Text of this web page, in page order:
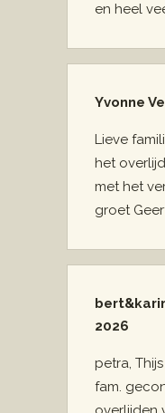
en heel
Yvonne
Lieve
het
met het
groet
2026
petra,
fam.